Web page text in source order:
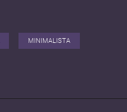
MINIMALISTA